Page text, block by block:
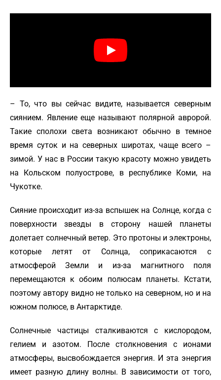
– То, что вы сейчас видите, называется северным
сиянием. Явление еще называют полярной авророй.
Такие сполохи света возникают обычно в темное
время суток и на северных широтах, чаще всего –
зимой. У нас в России такую красоту можно увидеть
на Кольском полуострове, в республике Коми, на
Чукотке.
Сияние происходит из-за вспышек на Солнце, когда с
поверхности звезды в сторону нашей планеты
долетает солнечный ветер. Это протоны и электроны,
которые летят от Солнца, соприкасаются с
атмосферой Земли и из-за магнитного поля
перемещаются к обоим полюсам планеты. Кстати,
поэтому автору видно не только на северном, но и на
южном полюсе, в Антарктиде.
Солнечные частицы сталкиваются с кислородом,
гелием и азотом. После столкновения с ионами
атмосферы, высвобождается энергия. И эта энергия
имеет разную длину волны. В зависимости от того,